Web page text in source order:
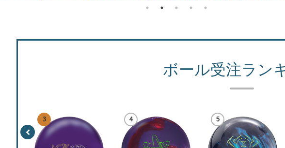
特定商取引法表記に基づく表示
更新履歴一覧
ボール受注ラン